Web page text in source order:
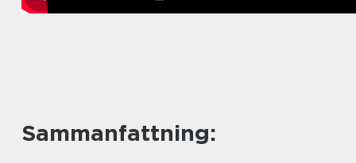
Sammanfattning: